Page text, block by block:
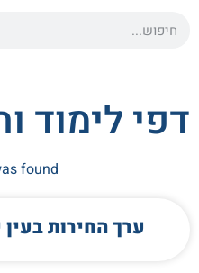
דפי לימוד
found
ערך החירות